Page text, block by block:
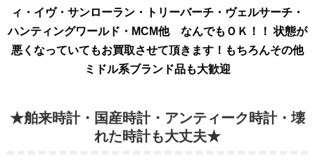
ィ・イヴ・サンローラン・トリーバーチ・ヴェルサーチ・
ハンティングワールド・MCM他 なんでもＯＫ！！ 状態が
悪くなっていてもお買取させて頂きます！もちろんその他
ミドル系ブランド品も大歓迎
★舶来時計・国産時計・アンティーク時計・壊
れた時計も大丈夫★